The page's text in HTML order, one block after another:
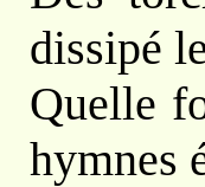
dissipé
Quelle
hymnes